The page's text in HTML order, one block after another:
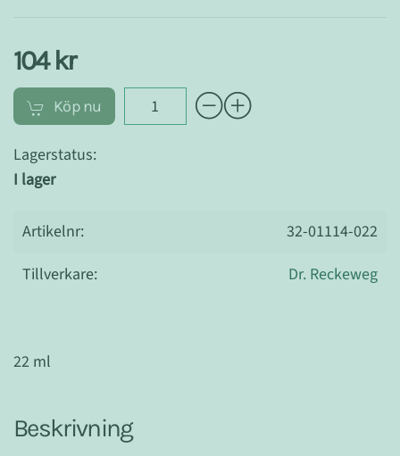
104 kr
Köp nu
Lagerstatus:
I lager
Artikelnr:
32-01114-022
Tillverkare:
Dr. Reckeweg
22 ml
Beskrivning